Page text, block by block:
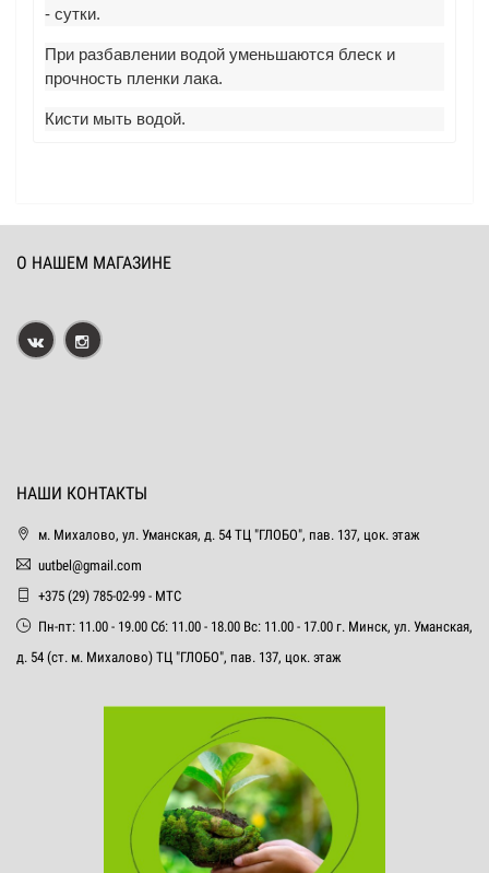
- сутки.
При разбавлении водой уменьшаются блеск и
прочность пленки лака.
Кисти мыть водой.
О НАШЕМ МАГАЗИНЕ
НАШИ КОНТАКТЫ
м. Михалово, ул. Уманская, д. 54 ТЦ "ГЛОБО", пав. 137, цок. этаж
uutbel@gmail.com
+375 (29) 785-02-99 - МТС
Пн-пт: 11.00 - 19.00 Сб: 11.00 - 18.00 Вс: 11.00 - 17.00 г. Минск, ул. Уманская,
д. 54 (ст. м. Михалово) ТЦ "ГЛОБО", пав. 137, цок. этаж